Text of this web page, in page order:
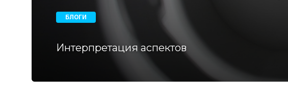
БЛОГИ
Интерпретация аспектов